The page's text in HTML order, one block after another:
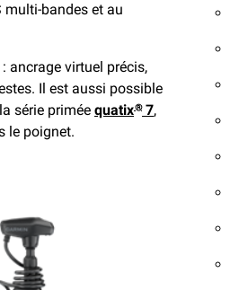
multi-bandes et au
ancrage virtuel précis,
Il est aussi possible
série primée quatix®7,
le poignet.